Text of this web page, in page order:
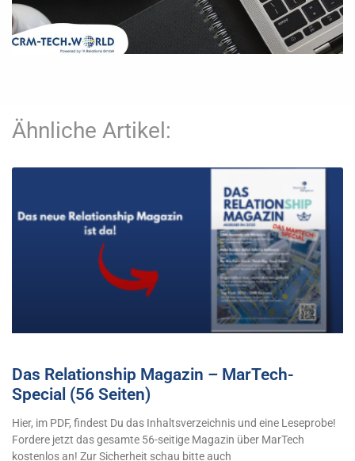
Ähnliche Artikel:
Das Relationship Magazin – MarTech-
Special (56 Seiten)
Hier, im PDF, findest Du das Inhaltsverzeichnis und eine Leseprobe!
Fordere jetzt das gesamte 56-seitige Magazin über MarTech
kostenlos an! Zur Sicherheit schau bitte auch